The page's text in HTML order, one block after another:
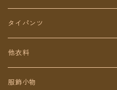
タイパンツ
定番無地タイパンツ
チェトオリジナル
他衣料
トップス
服飾小物